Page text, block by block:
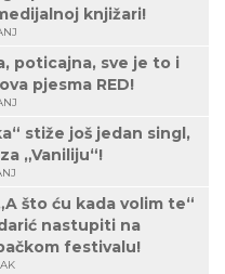
knjižari!
poticajna, sve je to i
pjesma RED!
stiže još jedan singl,
„Vaniliju“!
što ću kada volim te“
nastupiti na
festivalu!